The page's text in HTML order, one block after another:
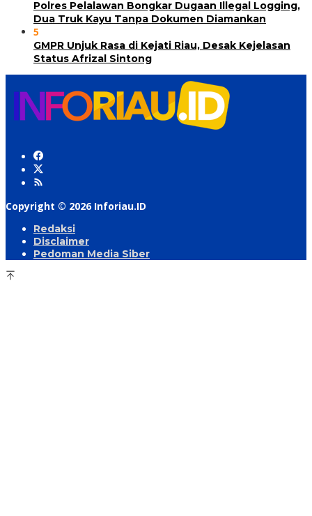
Polres Pelalawan Bongkar Dugaan Illegal Logging,
Dua Truk Kayu Tanpa Dokumen Diamankan
5
GMPR Unjuk Rasa di Kejati Riau, Desak Kejelasan
Status Afrizal Sintong
Copyright © 2026 Inforiau.ID
Redaksi
Disclaimer
Pedoman Media Siber